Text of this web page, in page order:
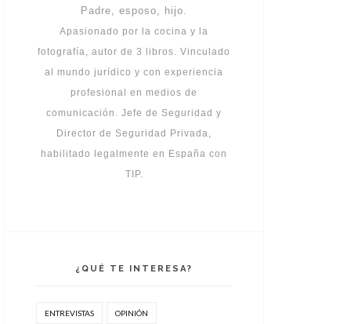
Padre, esposo, hijo.
Apasionado por la cocina y la
fotografía, autor de 3 libros. Vinculado
al mundo jurídico y con experiencia
profesional en medios de
comunicación. Jefe de Seguridad y
Director de Seguridad Privada,
habilitado legalmente en España con
TIP.
¿QUÉ TE INTERESA?
ENTREVISTAS OPINIÓN